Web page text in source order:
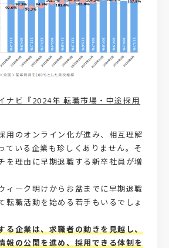
ナビ『2024年 転職市場・中途採用
用のオンライン化が進み、相互理解
ている企業も珍しくありません。そ
を理由に早期退職する新卒社員が増
ィーク明けからお盆までに早期退職
転職活動を始める若手もいるでしょ
る企業は、求職者の動きを見越し、
報の公開を進め、採用できる体制を